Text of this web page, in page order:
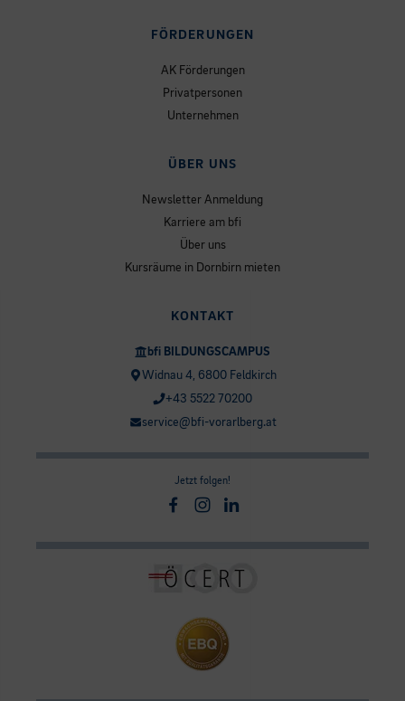
FÖRDERUNGEN
AK Förderungen
Privatpersonen
Unternehmen
ÜBER UNS
Newsletter Anmeldung
Karriere am bfi
Über uns
Kursräume in Dornbirn mieten
KONTAKT
bfi BILDUNGSCAMPUS
Widnau 4, 6800 Feldkirch
+43 5522 70200
service@bfi-vorarlberg.at
Jetzt folgen!
Facebook
Instagram
Linkedin